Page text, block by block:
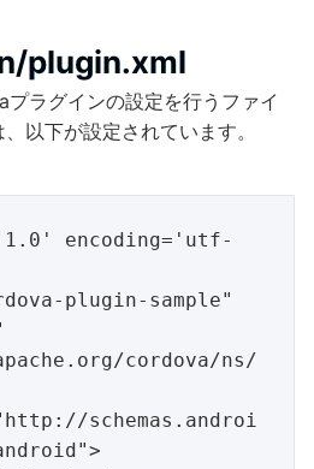
plugin.xml
ラグインの設定を行うファイ
以下が設定されています。
encoding='utf-
plugin-sample"
cordova/ns/
schemas.androi